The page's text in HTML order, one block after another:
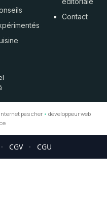
Contact
pas cher • développeur web
· CGV · CGU